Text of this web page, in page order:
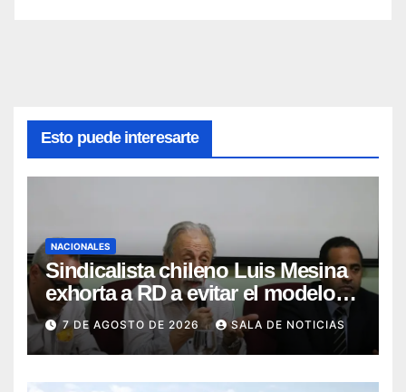
Esto puede interesarte
NACIONALES
Sindicalista chileno Luis Mesina
exhorta a RD a evitar el modelo
de AFP y apostar por un sistema
solidario
7 DE AGOSTO DE 2026 SALA DE NOTICIAS